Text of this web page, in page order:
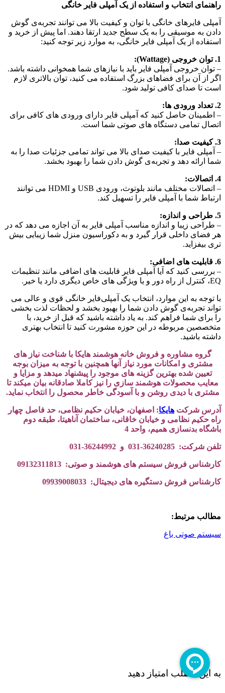
راهنمای انتخاب و استفاده از یک آمپلی‌ فایر خانگی
آمپلی‌ فایرهای خانگی با توان و کیفیت بالا می‌ توانند تجربه‌ی گوش
دادن به موسیقی را به یک سطح جدید ارتقا دهند. اما پیش از خرید و
استفاده از یک آمپلی‌ فایر خانگی، به موارد زیر توجه کنید:
1. توان خروجی (Wattage):
– توان خروجی آمپلی‌ فایر باید با نیازهای شما همخوانی داشته باشد.
اگر از آن برای فضاهای بزرگ استفاده می‌ کنید، توان بالاتری لازم
است تا صدای کافی تولید شود.
2. تعداد ورودی‌ ها:
– اطمینان حاصل کنید که آمپلی‌ فایر دارای ورودی‌ های کافی برای
اتصال تمامی دستگاه‌ های صوتی شما است.
3. کیفیت صدا:
– آمپلی‌ فایر با کیفیت صدای بالا می‌ تواند تمامی جزئیات صدا را به
شما ارائه دهد و تجربه‌ی گوش دادن شما را بهبود بخشد.
4. اتصالات:
– اتصالات مختلف مانند بلوتوث، ورودی USB و HDMI می‌ توانند
ارتباط شما با آمپلی‌ فایر را تسهیل کند.
5. طراحی و اندازه:
– طراحی زیبا و اندازه مناسب آمپلی‌ فایر به آن اجازه می‌ دهد که در
هر فضای داخلی قرار گیرد و به دکوراسیون منزل شما زیبایی بیش
تری بیفزاید.
6. قابلیت‌ های اضافی:
– بررسی کنید که آیا آمپلی‌ فایر قابلیت‌ های اضافی مانند تنظیمات
EQ، کنترل از راه دور و یا ویژگی‌ های خاص دیگری دارد یا خیر.
با توجه به این موارد، انتخاب یک آمپلی‌فایر خانگی قوی و عالی می‌
تواند تجربه‌ی گوش دادن شما را بهبود بخشد و لحظات لذت بخشی
را برای شما فراهم کند. به یاد داشته باشید که قبل از خرید، با
متخصصین مربوطه در این حوزه مشورت کنید تا انتخاب بهتری
داشته باشید.
گروه مشاوره و فروش خانه هوشمند هایکا با شناخت نیاز های
مشتری و امکانات مورد نیاز آنها همچنین با توجه به میزان بوجه
تعیین شده بهترین گزینه های موجود را پیشنهاد میدهد و مزایا و
معایب محصولات هوشمند سازی را نیز کاملا صادقانه بیان میکند تا
مشتری با دیدی روشن و با آسودگی خاطر محصول را انتخاب نماید.
آدرس شرکت هایکا: اصفهان، خیابان حکیم نظامی، حد فاصل چهار
راه حکیم نظامی و خیابان خاقانی، ساختمان آناهیتا، طبقه دوم
باشگاه بدنسازی همیم، واحد 4
تلفن شرکت: 36240285-031 و 36244992-031
کارشناس فروش سیستم های هوشمند و صوتی: 09132311813
کارشناس فروش دستگیره های دیجیتال: 09939008033
مطالب مرتبط:
سیستم صوتی باغ
به این مطلب امتیاز دهید